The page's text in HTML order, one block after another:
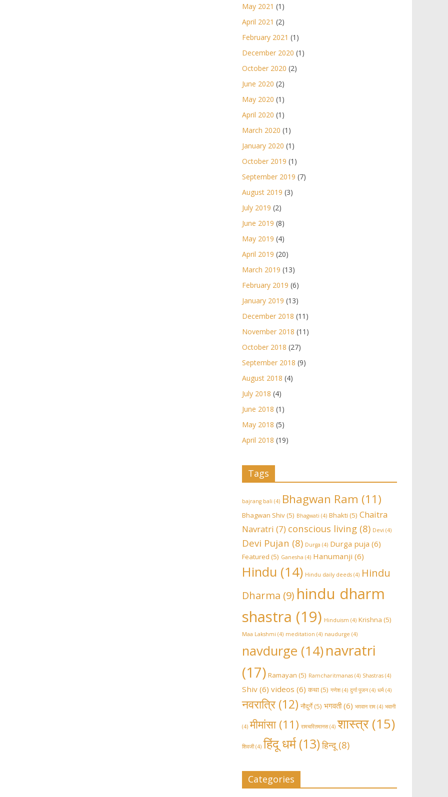
May 2021 (1)
April 2021 (2)
February 2021 (1)
December 2020 (1)
October 2020 (2)
June 2020 (2)
May 2020 (1)
April 2020 (1)
March 2020 (1)
January 2020 (1)
October 2019 (1)
September 2019 (7)
August 2019 (3)
July 2019 (2)
June 2019 (8)
May 2019 (4)
April 2019 (20)
March 2019 (13)
February 2019 (6)
January 2019 (13)
December 2018 (11)
November 2018 (11)
October 2018 (27)
September 2018 (9)
August 2018 (4)
July 2018 (4)
June 2018 (1)
May 2018 (5)
April 2018 (19)
Tags
bajrang bali (4) Bhagwan Ram (11)
Bhagwan Shiv(5) Bhagwati (4) Bhakti (5) Chaitra
Navratri (7) conscious living (8) Devi (4)
Devi Pujan (8) Durga (4) Durga puja (6)
Featured (5) Ganesha (4) Hanumanji (6)
Hindu (14) Hindu daily deeds (4) Hindu
Dharma (9) hindu dharm
shastra (19) Hinduism (4) Krishna (5)
Maa Lakshmi (4) meditation (4) naudurge (4)
navdurge (14)navratri
(17) Ramayan (5) Ramcharitmanas (4) Shastras (4)
Shiv (6) videos (6) कथा(5) गणेश(4) दुर्गा पूजन(4) धर्म (4)
नवरात्रि(12) नौदुर्गे(5) भगवती(6) भग़वान राम (4) भवानी
(4) मीमांसा(11) रामचरितमानस(4) शास्त्र(15)
शिवजी(4) हिंदू धर्म(13) हिन्दू(8)
Categories